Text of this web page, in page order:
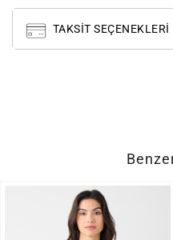
TAKSIT SEÇENEKLERI